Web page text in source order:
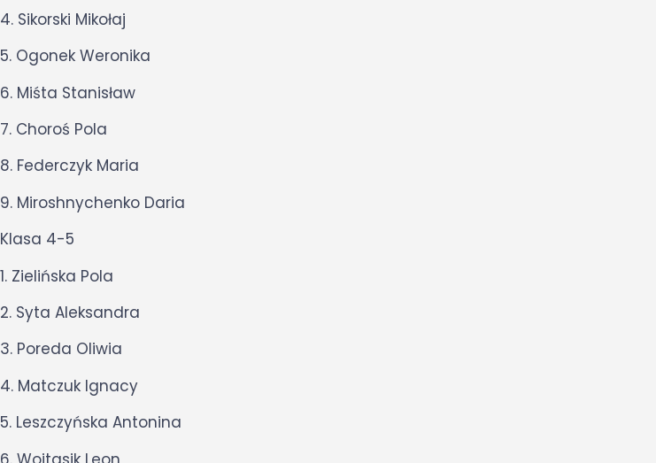
4. Sikorski Mikołaj
5. Ogonek Weronika
6. Miśta Stanisław
7. Choroś Pola
8. Federczyk Maria
9. Miroshnychenko Daria
Klasa 4-5
1. Zielińska Pola
2. Syta Aleksandra
3. Poreda Oliwia
4. Matczuk Ignacy
5. Leszczyńska Antonina